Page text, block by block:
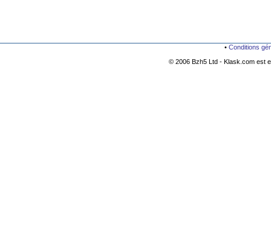
• Conditions
© 2006 Bzh5 Ltd - Klask.com est